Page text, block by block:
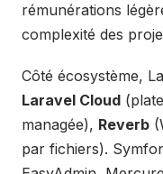
rémunérations
complexité des
Côté écosystème,
Laravel Cloud
managée), Reverb
par fichiers).